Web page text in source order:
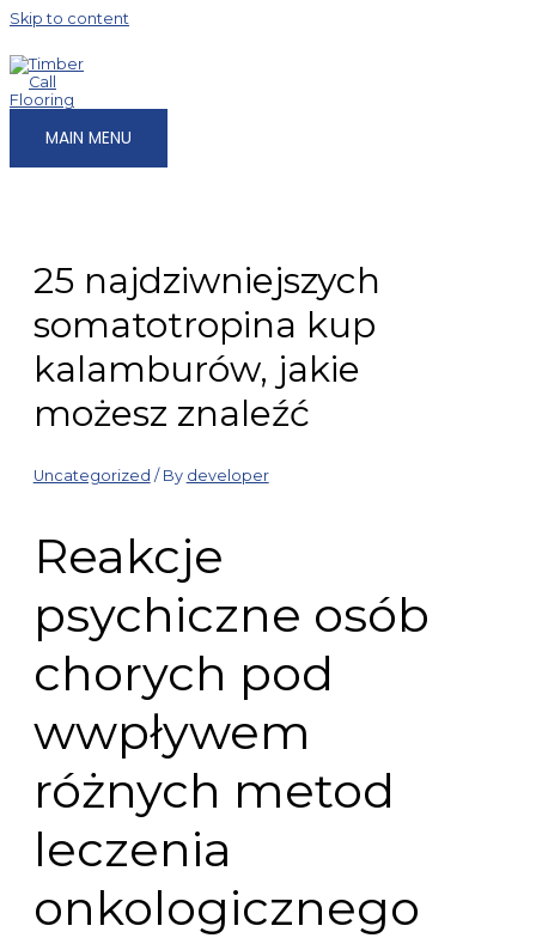
Skip to content
MAIN MENU
25 najdziwniejszych
somatotropina kup
kalamburów, jakie
możesz znaleźć
Uncategorized / By developer
Reakcje
psychiczne osób
chorych pod
wwpływem
różnych metod
leczenia
onkologicznego